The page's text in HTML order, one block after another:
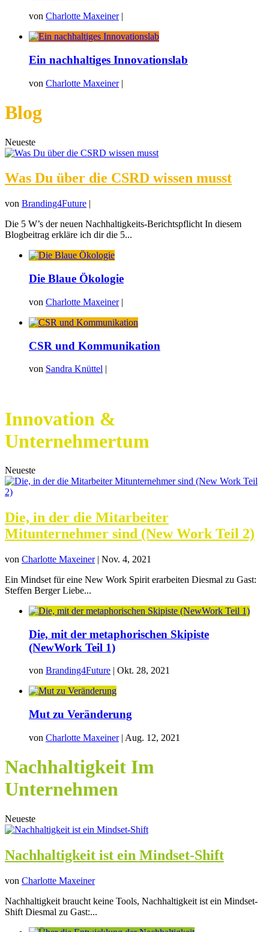
von Charlotte Maxeiner|
Ein nachhaltiges Innovationslab
von Charlotte Maxeiner|
Blog
Neueste
Was Du über die CSRD wissen musst
von Branding4Future |
Die 5 W’s der neuen Nachhaltigkeits-Berichtspflicht In diesem
Blogbeitrag erkläre ich dir die 5...
Die Blaue Ökologie
von Charlotte Maxeiner|
CSR und Kommunikation
von Sandra Knüttel |
Innovation &
Unternehmertum
Neueste
Die, in der die Mitarbeiter
Mitunternehmer sind (New Work Teil 2)
von Charlotte Maxeiner| Nov. 4, 2021
Ein Mindset für eine New Work Spirit erarbeiten Diesmal zu Gast:
Steffen Berger Liebe...
Die, mit der metaphorischen Skipiste
(NewWork Teil 1)
von Branding4Future | Okt. 28, 2021
Mut zu Veränderung
von Charlotte Maxeiner| Aug. 12, 2021
Nachhaltigkeit Im
Unternehmen
Neueste
Nachhaltigkeit ist ein Mindset-Shift
von Charlotte Maxeiner
Nachhaltigkeit braucht keine Tools, Nachhaltigkeit ist ein Mindset-
Shift Diesmal zu Gast:...